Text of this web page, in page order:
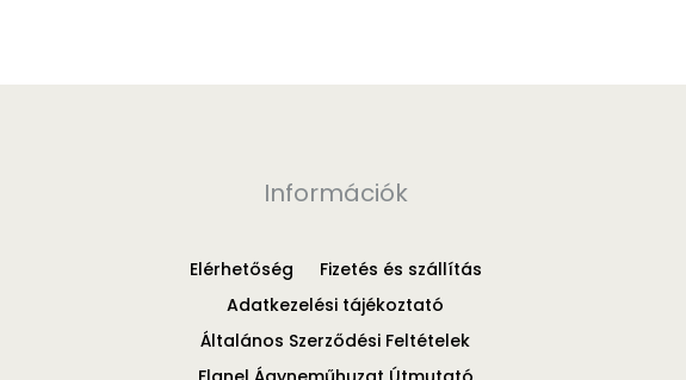
Információk
Elérhetőség
Fizetés és szállítás
Adatkezelési tájékoztató
Általános Szerződési Feltételek